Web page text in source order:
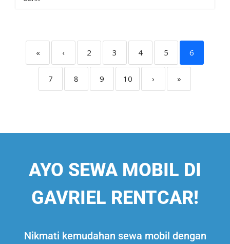
« ‹ 2 3 4 5 6
7 8 9 10 › »
AYO SEWA MOBIL DI
GAVRIEL RENTCAR!
Nikmati kemudahan sewa mobil dengan